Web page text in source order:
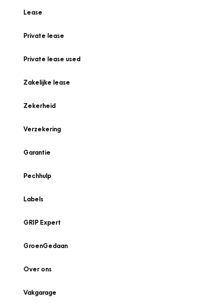
Lease
Private lease
Private lease used
Zakelijke lease
Zekerheid
Verzekering
Garantie
Pechhulp
Labels
GRIP Expert
GroenGedaan
Over ons
Vakgarage